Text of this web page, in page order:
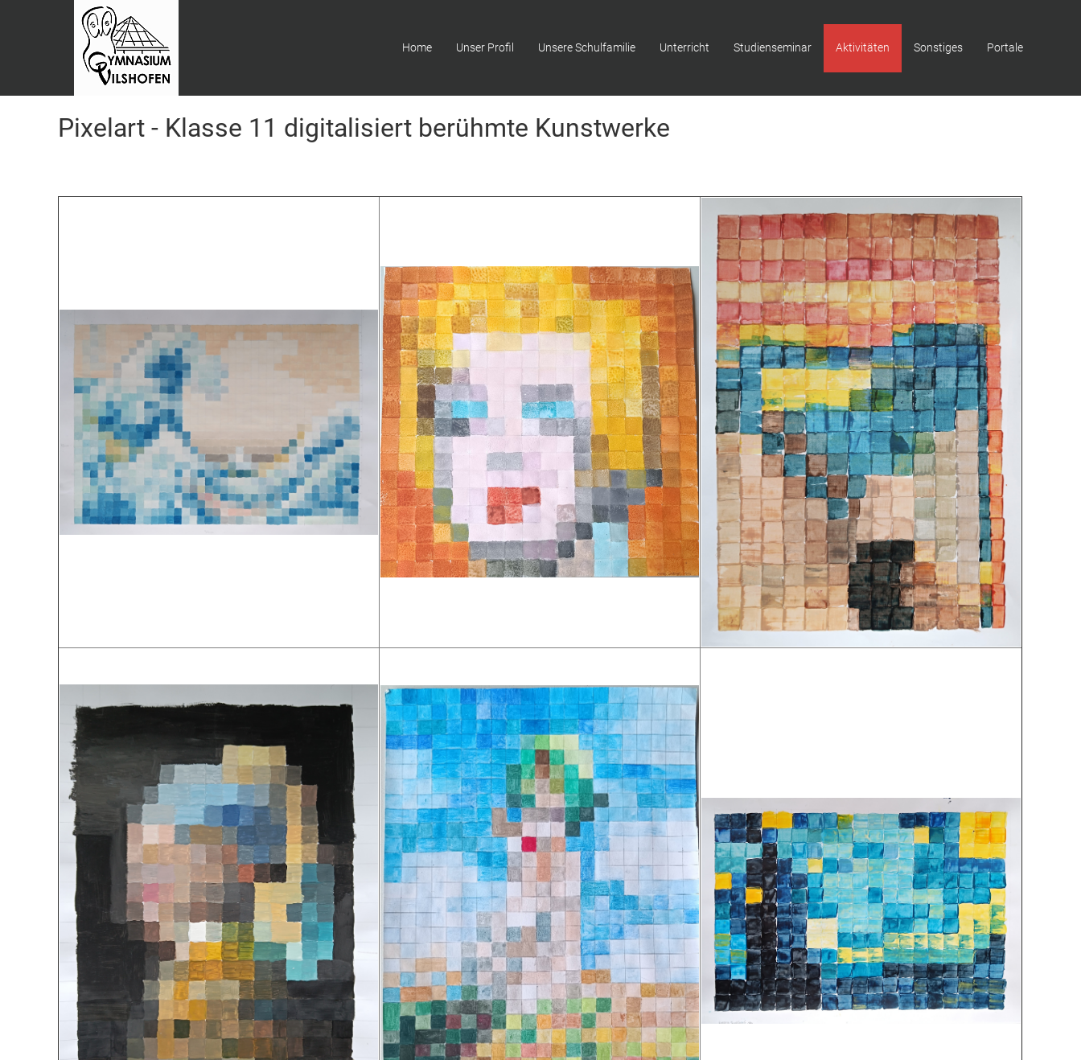
Home Unser Profil Unsere Schulfamilie Unterricht Studienseminar Aktivitäten Sonstiges Portale
Pixelart - Klasse 11 digitalisiert berühmte Kunstwerke